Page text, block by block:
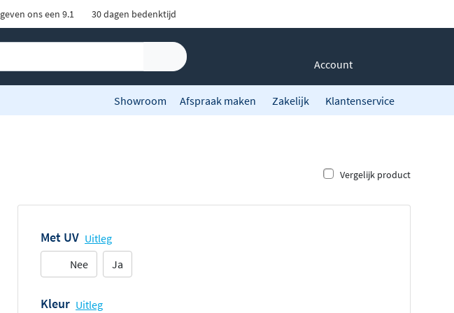
ons een 9.1 30 dagen bedenktijd
Account
Showroom Afspraak maken Zakelijk Klantenservice
Vergelijk product
Met UV Uitleg
Nee
Ja
Kleur Uitleg